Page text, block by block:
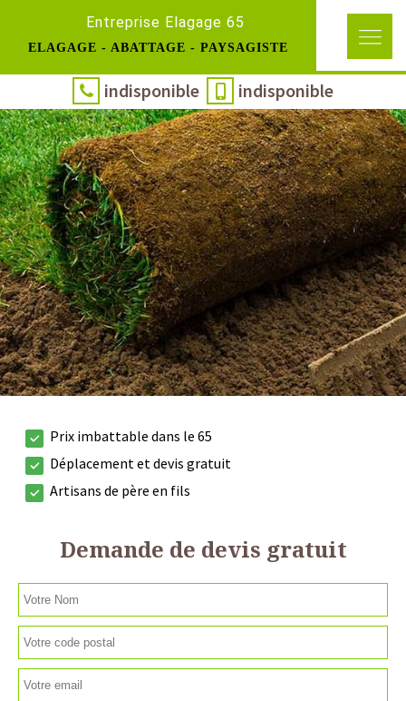
Entreprise Elagage 65
ELAGAGE - ABATTAGE - PAYSAGISTE
indisponible indisponible
Prix imbattable dans le 65
Déplacement et devis gratuit
Artisans de père en fils
Demande de devis gratuit